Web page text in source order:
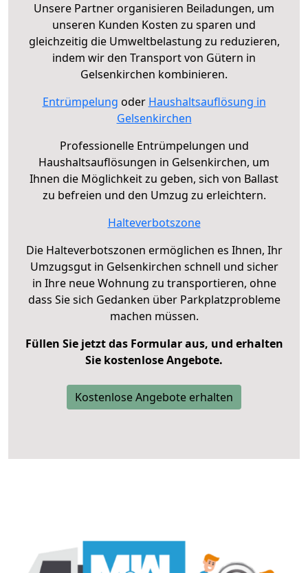
Unsere Partner organisieren Beiladungen, um
unseren Kunden Kosten zu sparen und
gleichzeitig die Umweltbelastung zu reduzieren,
indem wir den Transport von Gütern in
Gelsenkirchen kombinieren.
Entrümpelung oder Haushaltsauflösung in
Gelsenkirchen
Professionelle Entrümpelungen und
Haushaltsauflösungen in Gelsenkirchen, um
Ihnen die Möglichkeit zu geben, sich von Ballast
zu befreien und den Umzug zu erleichtern.
Halteverbotszone
Die Halteverbotszonen ermöglichen es Ihnen, Ihr
Umzugsgut in Gelsenkirchen schnell und sicher
in Ihre neue Wohnung zu transportieren, ohne
dass Sie sich Gedanken über Parkplatzprobleme
machen müssen.
Füllen Sie jetzt das Formular aus, und erhalten
Sie kostenlose Angebote.
Kostenlose Angebote erhalten